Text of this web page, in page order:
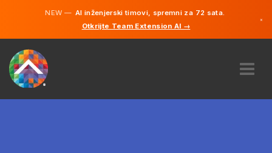
NEW —AI inženjerski timovi, spremni za 72 sata.
Otkrijte Team Extension AI →
×